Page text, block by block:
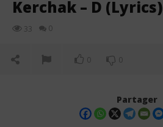
Kerchak – D (Lyrics)
33 0
0 0
Partager